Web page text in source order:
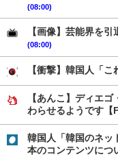
(08:00)
【画像】芸能界を
(08:00)
【衝撃】韓国人「
【あんこ】ディエ
わらせるようです
韓国人「韓国のネッ
本のコンテンツにつ